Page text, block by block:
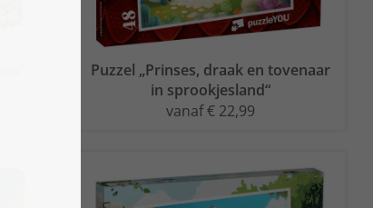
Puzzel „Prinses, draak en tovenaar
in sprookjesland“
vanaf € 22,99